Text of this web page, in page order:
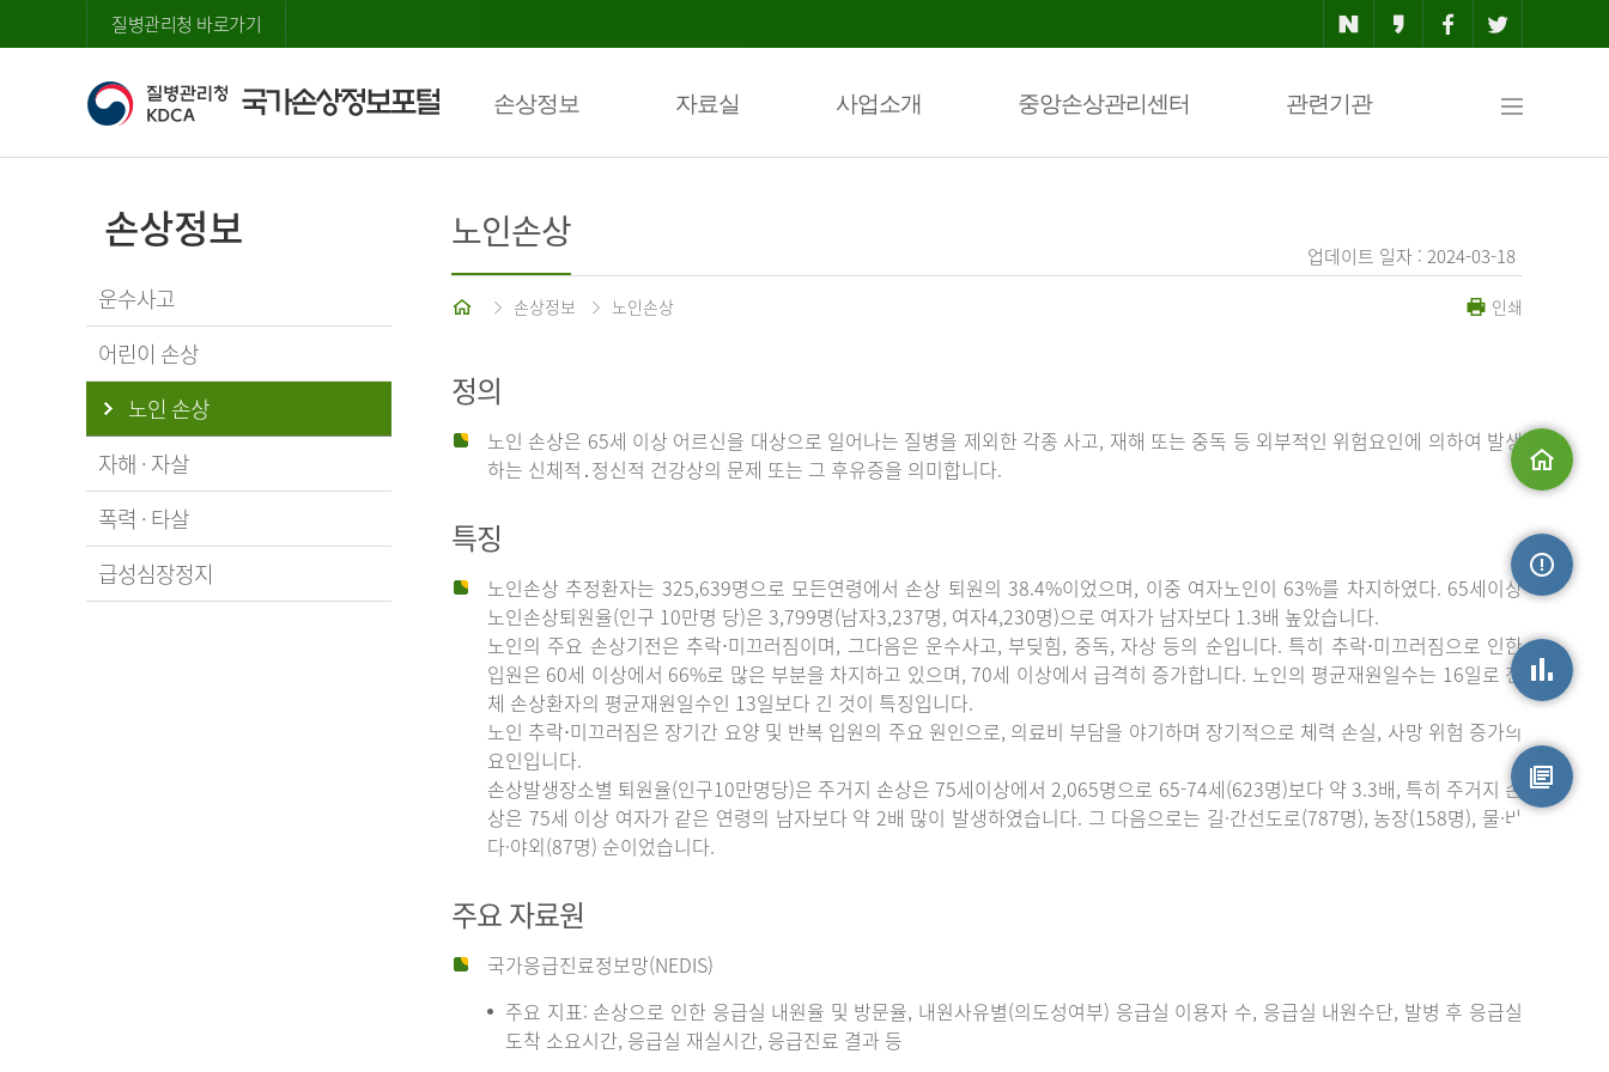
질병관리청 바로가기
손상정보 자료실 사업소개 중앙손상관리센터 관련기관
맵
손상정보
운수사고
어린이 손상
노인 손상
자해 · 자살
폭력 · 타살
급성심장정지
업데이트 일자 : 2024-03-18
노인손상
홈 손상정보 노인손상 인쇄
정의
노인 손상은 65세 이상 어르신을 대상으로 일어나는 질병을 제외한 각종 사고, 재해 또는 중독 등 외부적인 위험요인에 의하여 발생
하는 신체적․정신적 건강상의 문제 또는 그 후유증을 의미합니다.
특징
노인손상 추정환자는 325,639명으로 모든연령에서 손상 퇴원의 38.4%이었으며, 이중 여자노인이 63%를 차지하였다. 65세이상
노인손상퇴원율(인구 10만명 당)은 3,799명(남자3,237명, 여자4,230명)으로 여자가 남자보다 1.3배 높았습니다.
노인의 주요 손상기전은 추락⋅미끄러짐이며, 그다음은 운수사고, 부딪힘, 중독, 자상 등의 순입니다. 특히 추락⋅미끄러짐으로 인한
입원은 60세 이상에서 66%로 많은 부분을 차지하고 있으며, 70세 이상에서 급격히 증가합니다. 노인의 평균재원일수는 16일로 전
체 손상환자의 평균재원일수인 13일보다 긴 것이 특징입니다.
노인 추락⋅미끄러짐은 장기간 요양 및 반복 입원의 주요 원인으로, 의료비 부담을 야기하며 장기적으로 체력 손실, 사망 위험 증가의
요인입니다.
손상발생장소별 퇴원율(인구10만명당)은 주거지 손상은 75세이상에서 2,065명으로 65-74세(623명)보다 약 3.3배, 특히 주거지 손
상은 75세 이상 여자가 같은 연령의 남자보다 약 2배 많이 발생하였습니다. 그 다음으로는 길·간선도로(787명), 농장(158명), 물·바
다·야외(87명) 순이었습니다.
주요 자료원
국가응급진료정보망(NEDIS)
주요 지표: 손상으로 인한 응급실 내원율 및 방문율, 내원사유별(의도성여부) 응급실 이용자 수, 응급실 내원수단, 발병 후 응급실
도착 소요시간, 응급실 재실시간, 응급진료 결과 등
원시자료